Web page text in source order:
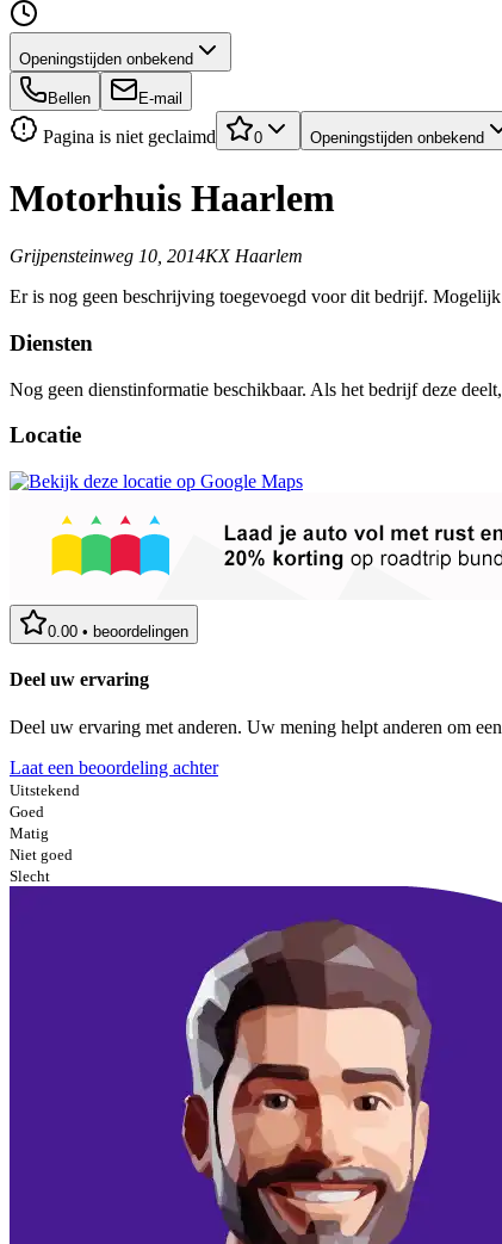
Openingstijden onbekend
Bellen E-mail
Pagina is niet geclaimd 0 Openingstijden onbekend
Motorhuis Haarlem
Grijpensteinweg 10, 2014KX Haarlem
Er is nog geen beschrijving toegevoegd voor dit bedrijf.
Diensten
Nog geen dienstinformatie beschikbaar. Als het bedrijf deze
Locatie
0.00 • beoordelingen
Deel uw ervaring
Deel uw ervaring met anderen. Uw mening helpt anderen om
Laat een beoordeling achter
Uitstekend
Goed
Matig
Niet goed
Slecht